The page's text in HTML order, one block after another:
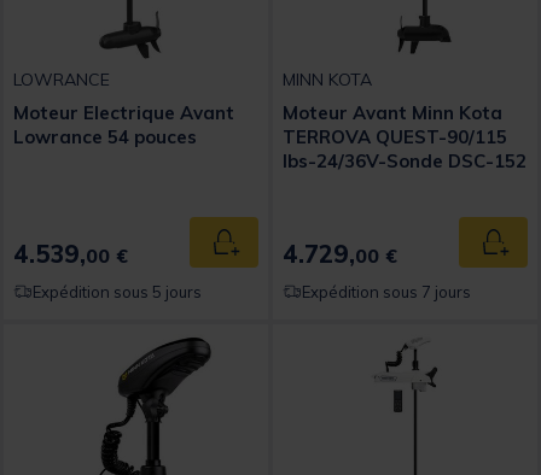
LOWRANCE
Moteur Electrique Avant
Lowrance 54 pouces
4.539,00 € Ajouter au panier
Expédition sous 5 jours
MINN KOTA
Moteur Avant Minn Kota
TERROVA QUEST-90/115
lbs-24/36V-Sonde DSC-152
4.729,00 €
Expédition sous 7 jours